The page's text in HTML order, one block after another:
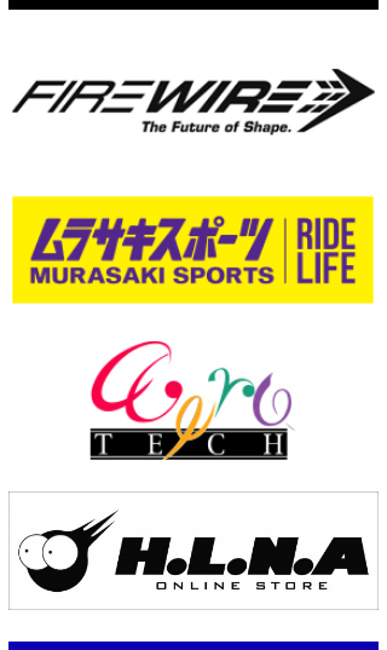
米山予報士
予報士 hiro.
banpaku
Romisea